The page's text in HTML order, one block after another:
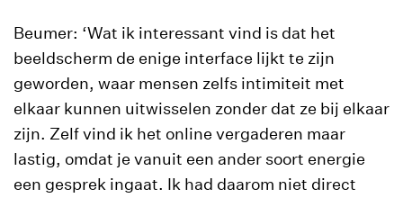
Beumer: ‘Wat ik interessant vind is dat het
beeldscherm de enige interface lijkt te zijn
geworden, waar mensen zelfs intimiteit met
elkaar kunnen uitwisselen zonder dat ze bij elkaar
zijn. Zelf vind ik het online vergaderen maar
lastig, omdat je vanuit een ander soort energie
een gesprek ingaat. Ik had daarom niet direct